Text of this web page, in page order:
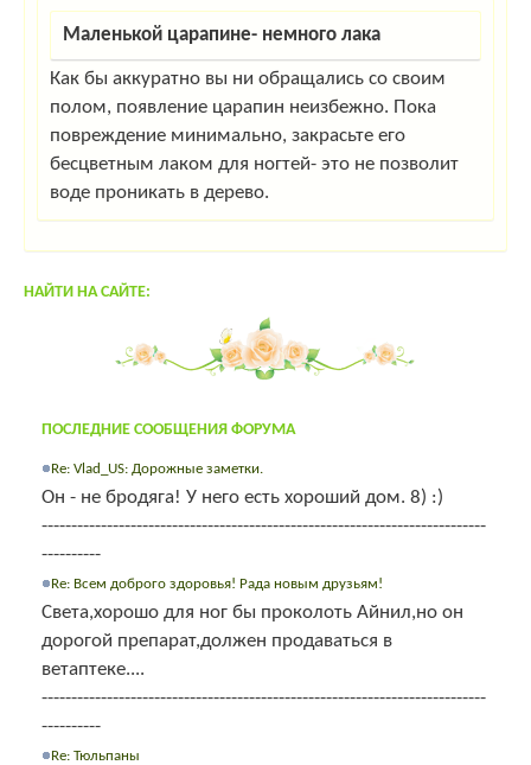
Маленькой царапине- немного лака
Как бы аккуратно вы ни обращались со своим
полом, появление царапин неизбежно. Пока
повреждение минимально, закрасьте его
бесцветным лаком для ногтей- это не позволит
воде проникать в дерево.
НАЙТИ НА САЙТЕ:
ПОСЛЕДНИЕ СООБЩЕНИЯ ФОРУМА
Re: Vlad_US: Дорожные заметки.
Он - не бродяга! У него есть хороший дом. 8) :)
---------------------------------------------------------------------------
----------
Re: Всем доброго здоровья! Рада новым друзьям!
Света,хорошо для ног бы проколоть Айнил,но он
дорогой препарат,должен продаваться в
ветаптеке....
---------------------------------------------------------------------------
----------
Re: Тюльпаны